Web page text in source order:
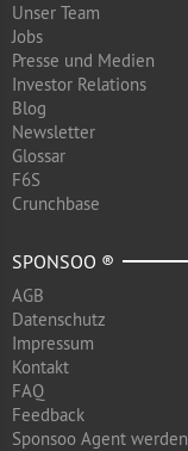
Unser Team
Jobs
Presse und Medien
Investor Relations
Blog
Newsletter
Glossar
F6S
Crunchbase
SPONSOO ®
AGB
Datenschutz
Impressum
Kontakt
FAQ
Feedback
Sponsoo Agent werden